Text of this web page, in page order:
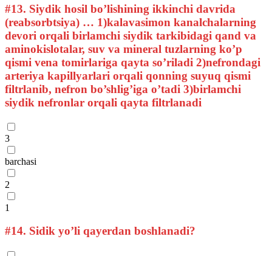
#13. Siydik hosil bo’lishining ikkinchi davrida
(reabsorbtsiya) … 1)kalavasimon kanalchalarning
devori orqali birlamchi siydik tarkibidagi qand va
aminokislotalar, suv va mineral tuzlarning ko’p
qismi vena tomirlariga qayta so’riladi 2)nefrondagi
arteriya kapillyarlari orqali qonning suyuq qismi
filtrlanib, nefron bo’shlig’iga o’tadi 3)birlamchi
siydik nefronlar orqali qayta filtrlanadi
3
barchasi
2
1
#14. Sidik yo’li qayerdan boshlanadi?